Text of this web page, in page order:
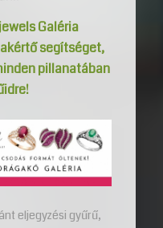
Galéria
segítséget,
pillanatában
eljegyzési gyűrű,